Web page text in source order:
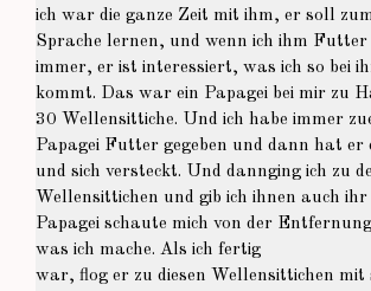
ich war die ganze Zeit mit ihm, er soll
Sprache lernen, und wenn ich ihm Futter
immer, er ist interessiert, was ich so bei
kommt. Das war ein Papagei bei mir zu
30 Wellensittiche. Und ich habe immer
Papagei Futter gegeben und dann hat er
und sich versteckt. Und dannging ich zu
Wellensittichen und gib ich ihnen auch
Papagei schaute mich von der
was ich mache. Als ich fertig
war, flog er zu diesen Wellensittichen mit